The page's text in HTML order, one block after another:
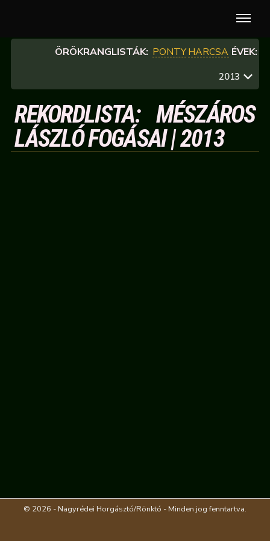
ÖRÖKRANGLISTÁK: PONTYHARCSA ÉVEK:
2013
REKORDLISTA: MÉSZÁROS
LÁSZLÓ FOGÁSAI | 2013
© 2026 - Nagyrédei Horgásztó/Rönktó - Minden jog fenntartva.